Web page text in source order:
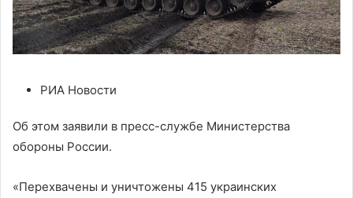
РИА Новости
Об этом заявили в пресс-службе Министерства
обороны России.
«Перехвачены и уничтожены 415 украинских